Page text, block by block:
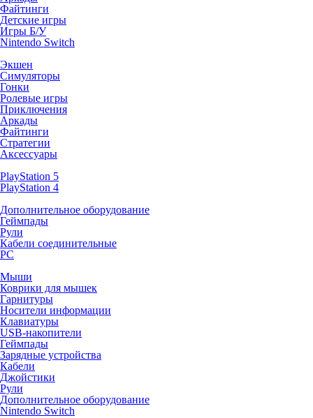
Файтинги
Детские игры
Игры Б/У
Nintendo Switch
Экшен
Симуляторы
Гонки
Ролевые игры
Приключения
Аркады
Файтинги
Стратегии
Аксессуары
PlayStation 5
PlayStation 4
Дополнительное оборудование
Геймпады
Рули
Кабели соединительные
PC
Мыши
Коврики для мышек
Гарнитуры
Носители информации
Клавиатуры
USB-накопители
Геймпады
Зарядные устройства
Кабели
Джойстики
Рули
Дополнительное оборудование
Nintendo Switch